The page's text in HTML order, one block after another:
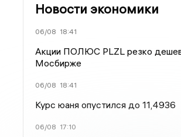
Новости экономики
06/08 18:41
Акции ПОЛЮС PLZL резко
Мосбирже
06/08 18:41
Курс юаня опустился до 11,4936
06/08 17:10